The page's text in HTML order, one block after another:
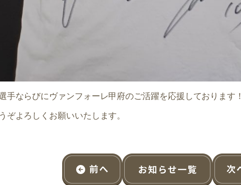
手ならびにヴァンフォーレ甲府のご活躍を応援しております！
よろしくお願いいたします。